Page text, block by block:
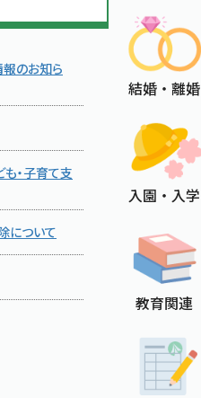
報のお知ら
・子育て支
について
結婚 ・ 離婚
入園 ・ 入学
教育関連